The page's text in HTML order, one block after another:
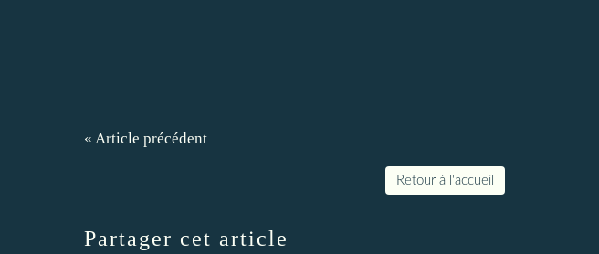
« Article précédent
Retour à l'accueil
Partager cet article